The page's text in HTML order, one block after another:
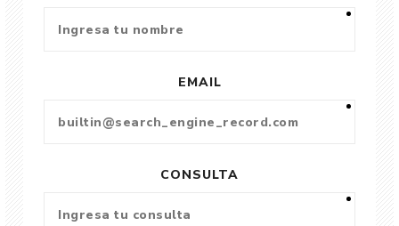
EMAIL
CONSULTA